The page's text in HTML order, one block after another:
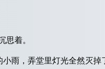
着。
，弄堂里灯光全然灭掉